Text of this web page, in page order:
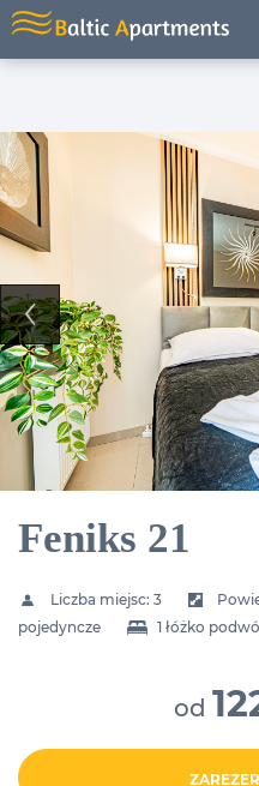
Feniks 21
Liczba miejsc: 3
pojedyncze
1 łóżko
od